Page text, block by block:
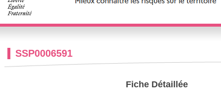
SSP0006591
Fiche Détaillée